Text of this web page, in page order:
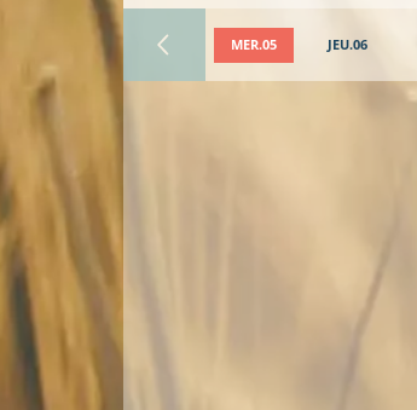
MER.05 JEU.06